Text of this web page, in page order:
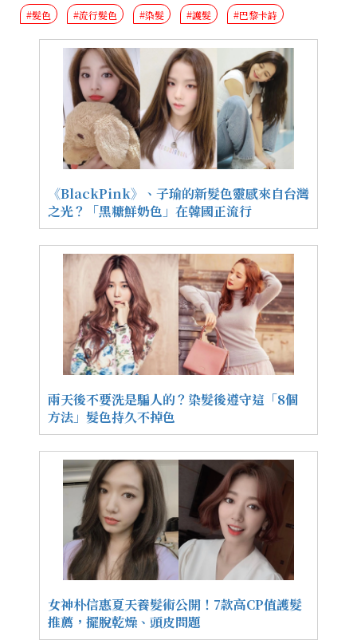
#髮色 #流行髮色 #染髮 #護髮 #巴黎卡詩
《BlackPink》、子瑜的新髮色靈感來自台灣
之光？「黑糖鮮奶色」在韓國正流行
兩天後不要洗是騙人的？染髮後遵守這「8個
方法」髮色持久不掉色
女神朴信惠夏天養髮術公開！7款高CP值護髮
推薦，擺脫乾燥、頭皮問題